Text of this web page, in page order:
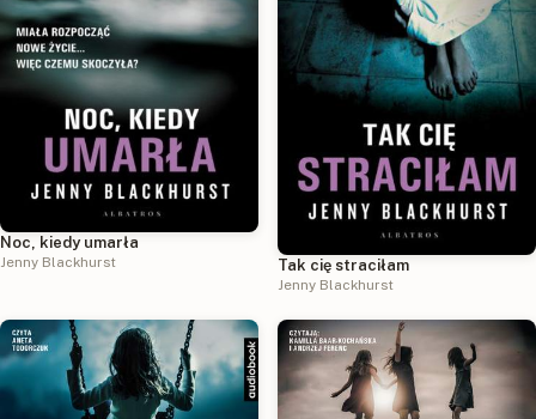
Noc, kiedy umarła
Jenny Blackhurst Tak cię straciłam
Jenny Blackhurst